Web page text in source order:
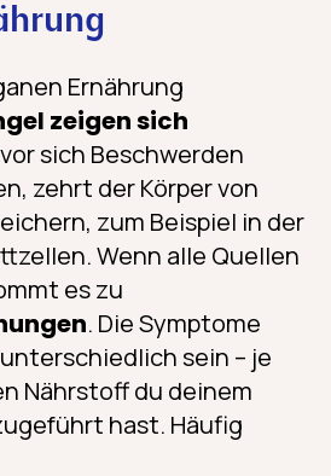
Ernährung
zeigen sich
sich Beschwerden
zehrt der Körper von
zum Beispiel in der
Wenn alle Quellen
es zu
. Die Symptome
sein – je
Nährstoff du deinem
hast. Häufig